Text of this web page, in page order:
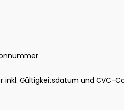
inkl. Gültigkeitsdatum und CVC-